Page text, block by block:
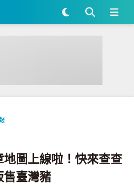
線啦！快來查查附近哪些店家販售臺灣豬
圖上線啦！快來查查
售臺灣豬